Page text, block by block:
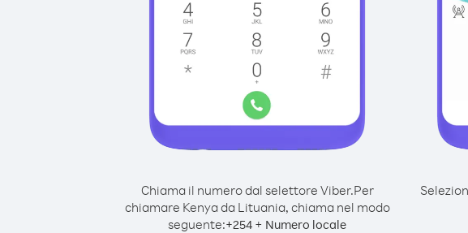
Chiama il numero dal selettore Viber.Per
chiamare Kenya da Lituania, chiama nel modo
seguente:+254 + Numero locale